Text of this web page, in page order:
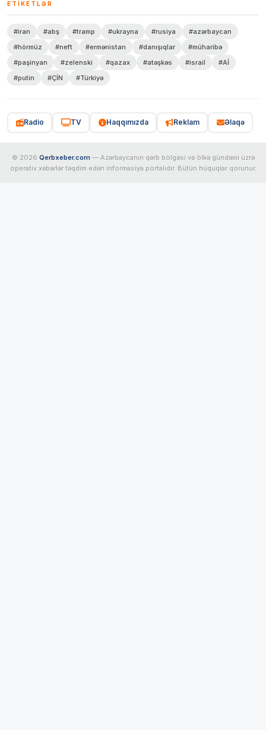
ETIKETLƏR
#iran #abş #tramp #ukrayna #rusiya
#azərbaycan
#hörmüz
#neft #ermənistan #danışıqlar
#müharibə
#paşinyan
#zelenski #qazax #atəşkəs #israil
#Aİ
#putin
#ÇİN #Türkiyə
Radio TV Haqqımızda Reklam Əlaqə
© 2026 Qerbxeber.com — Azərbaycanın qərb bölgəsi və ölkə gündəmi üzrə
operativ xəbərlər təqdim edən informasiya portalıdır. Bütün hüquqlar qorunur.